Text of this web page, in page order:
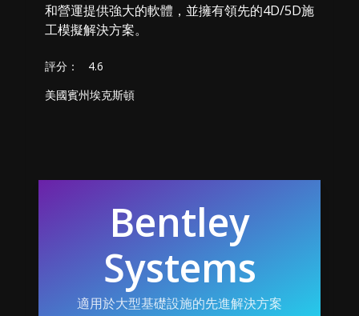
和營運提供強大的軟體，並擁有領先的4D/5D施
工模擬解決方案。
評分：
4.6
美國賓州埃克斯頓
Bentley
Systems
適用於大型基礎設施的先進解決方案